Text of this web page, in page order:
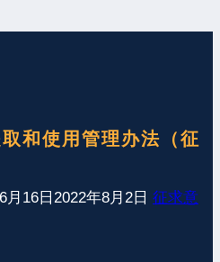
和使用管理办法（征
月16日 2022年8月2日 征求意